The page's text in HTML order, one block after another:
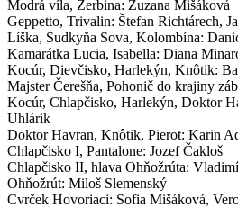
Modrá víla, Zerbina: Zuzana Mišáková
Geppetto, Trivalin: Štefan Richtárech,
Líška, Sudkyňa Sova, Kolombína:
Kamarátka Lucia, Isabella: Diana
Kocúr, Dievčisko, Harlekýn, Knôtik:
Majster Čerešňa, Pohonič do krajiny
Kocúr, Chlapčisko, Harlekýn, Doktor
Uhlárik
Doktor Havran, Knôtik, Pierot: Karin
Chlapčisko I, Pantalone: Jozef Čakloš
Chlapčisko II, hlava Ohňožrúta:
Ohňožrút: Miloš Slemenský
Cvrček Hovoriaci: Sofia Mišáková,